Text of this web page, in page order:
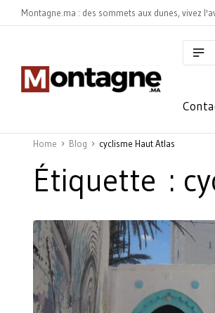
Montagne.ma : des sommets aux dunes, vivez
Home Blog cyclisme Haut Atlas
Étiquette :